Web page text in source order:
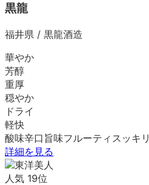
黒龍
福井県 / 黒龍酒造
華やか
芳醇
重厚
穏やか
ドライ
軽快
酸味辛口 旨味フルーティ スッキリ
詳細を見る
人気 19位